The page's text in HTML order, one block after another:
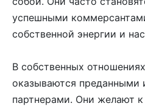
успешными
собственной энергии и
В собственных
оказываются
партнерами. Они желают